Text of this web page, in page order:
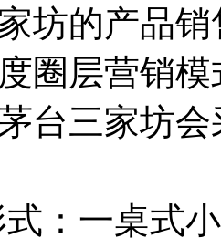
坊的产品销
层营销模
三家坊会
一桌式小